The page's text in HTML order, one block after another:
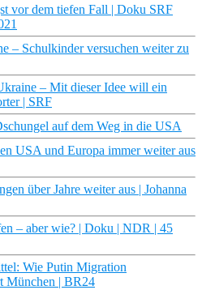
vor dem tiefen Fall | Doku SRF
– Schulkinder versuchen weiter zu
– Mit dieser Idee will ein
| SRF
auf dem Weg in die USA
USA und Europa immer weiter aus
über Jahre weiter aus | Johanna
– aber wie? | Doku | NDR | 45
Wie Putin Migration
München | BR24